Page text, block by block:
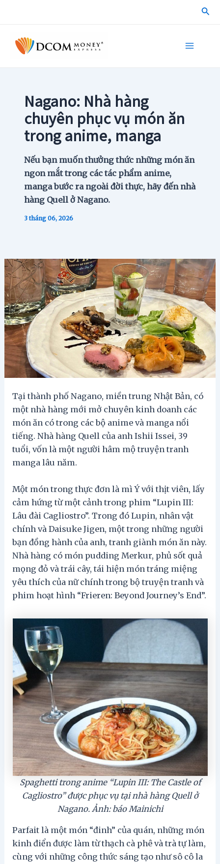
Nagano: Nhà hàng
chuyên phục vụ món ăn
trong anime, manga
Nếu bạn muốn thưởng thức những món ăn
ngon mắt trong các tác phẩm anime,
manga bước ra ngoài đời thực, hãy đến nhà
hàng Quell ở Nagano.
3 tháng 06, 2026
Tại thành phố Nagano, miền trung Nhật Bản, có
một nhà hàng mới mở chuyên kinh doanh các
món ăn có trong các bộ anime và manga nổi
tiếng. Nhà hàng Quell của anh Ishii Issei, 39
tuổi, vốn là một người hâm mộ truyện tranh
manga lâu năm.
Một món trong thực đơn là mì Ý với thịt viên, lấy
cảm hứng từ một cảnh trong phim “Lupin III:
Lâu đài Cagliostro”. Trong đó Lupin, nhân vật
chính và Daisuke Jigen, một trong những người
bạn đồng hành của anh, tranh giành món ăn này.
Nhà hàng có món pudding Merkur, phủ sốt quả
mọng đỏ và trái cây, tái hiện món tráng miệng
yêu thích của nữ chính trong bộ truyện tranh và
phim hoạt hình “Frieren: Beyond Journey’s End”.
Spaghetti trong anime “Lupin III: The Castle of
Cagliostro” được phục vụ tại nhà hàng Quell ở
Nagano. Ảnh: báo Mainichi
Parfait là một món “đinh” của quán, ​​những món
kinh điển được làm từ thạch cà phê và trà tự làm,
cùng với những công thức sáng tạo như sô cô la